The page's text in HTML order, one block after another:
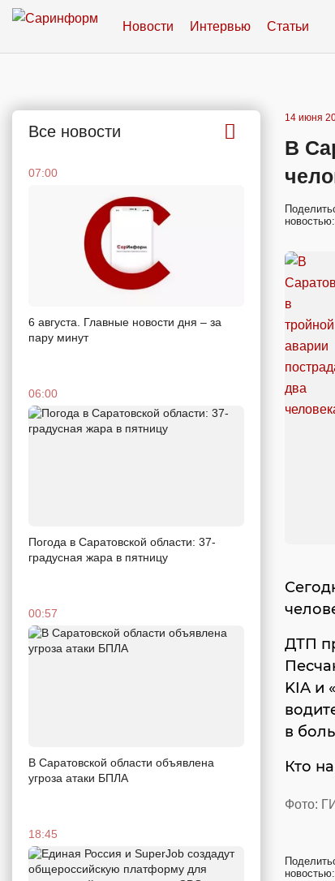
Новости Интервью Статьи
Все новости
07:00
6 августа. Главные новости дня – за
пару минут
06:00
Погода в Саратовской области: 37-
градусная жара в пятницу
00:57
В Саратовской области объявлена
угроза атаки БПЛА
18:45
14 июня
В
новостью:
ДТП
KIA и
в
Кто
Фото:
новостью: